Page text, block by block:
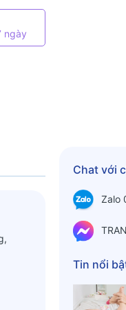
ngày
Chat với
Zalo
Tin nổi